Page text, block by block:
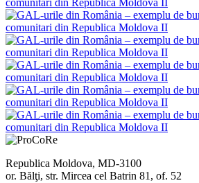
Republica Moldova, MD-3100
or. Bălţi, str. Mircea cel Batrin 81, of. 52